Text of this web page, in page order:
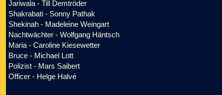
Jariwala - Till Demtröder
Shakrabati - Sonny Pathak
Shekinah - Madeleine Weingart
Nachtwächter - Wolfgang Häntsch
Maria - Caroline Kiesewetter
Bruce - Michael Lott
Polizist - Mars Saibert
Officer - Helge Halvé